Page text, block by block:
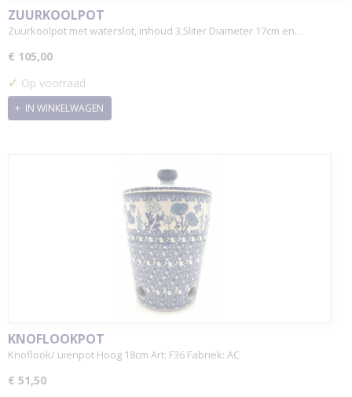
ZUURKOOLPOT
Zuurkoolpot met waterslot, inhoud 3,5liter Diameter 17cm en…
€ 105,00
✓ Op voorraad
IN WINKELWAGEN
KNOFLOOKPOT
Knoflook/ uienpot Hoog 18cm Art: F36 Fabriek: AC
€ 51,50